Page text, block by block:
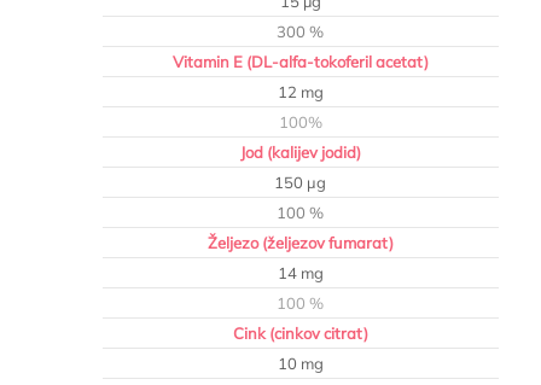
300 %
Vitamin E (DL-alfa-tokoferil acetat)
12 mg
100%
Jod (kalijev jodid)
150 μg
100 %
Željezo (željezov fumarat)
14 mg
100 %
Cink (cinkov citrat)
10 mg